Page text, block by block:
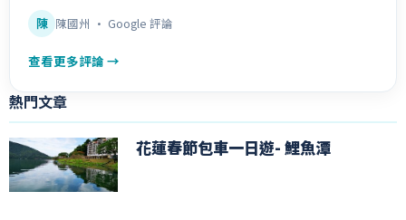
陳 陳國州 · Google 評論
查看更多評論 →
熱門文章
花蓮春節包車一日遊- 鯉魚潭